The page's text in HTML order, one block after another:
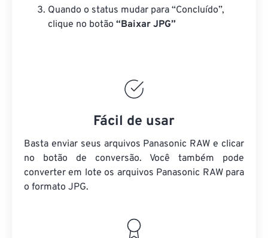
Quando o status mudar para “Concluído”,
clique no botão “Baixar JPG”
Fácil de usar
Basta enviar seus arquivos Panasonic RAW e clicar
no botão de conversão. Você também pode
converter em loteos arquivos Panasonic RAWpara
o formato JPG.